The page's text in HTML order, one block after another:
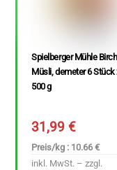
Spielberger Mühle
Müsli, demeter 6 Stück
500 g
31,99€
Preis/kg : 10.66 €
inkl. MwSt. – zzgl.